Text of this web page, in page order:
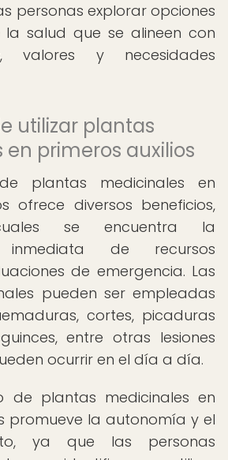
personas explorar opciones
salud que se alineen con
valores y necesidades
utilizar plantas
primeros auxilios
plantas medicinales en
ofrece diversos beneficios,
se encuentra la
inmediata de recursos
de emergencia. Las
pueden ser empleadas
cortes, picaduras
entre otras lesiones
ocurrir en el día a día.
de plantas medicinales en
promueve la autonomía y el
ya que las personas